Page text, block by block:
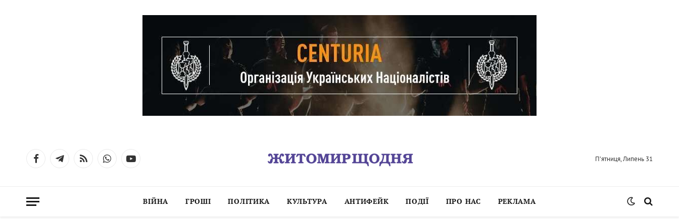
FacebookTelegramRSS WhatsAppYouTube П’ятниця, Липень 31
ВІЙНА ГРОШІ ПОЛІТИКА КУЛЬТУРА АНТИФЕЙК ПОДІЇ ПРО НАС РЕКЛАМА